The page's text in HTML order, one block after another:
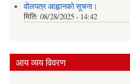
वोलपत्र आह्वानको सूचना।
मिति: 08/28/2025 - 14:42
आय व्यय विवरण